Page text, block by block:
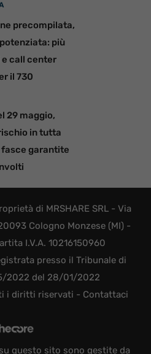
precompilata,
più
call center
il 730
29 maggio,
in tutta
garantite
di MRSHARE SRL - Via
Cologno Monzese (MI) -
I.V.A. 10216150960
presso il Tribunale di
2022 del 28/01/2022
i diritti riservati - Contattaci
questo sito sono gestite da